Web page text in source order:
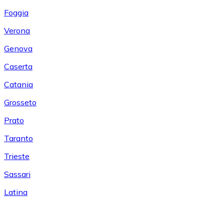
Foggia
Verona
Genova
Caserta
Catania
Grosseto
Prato
Taranto
Trieste
Sassari
Latina